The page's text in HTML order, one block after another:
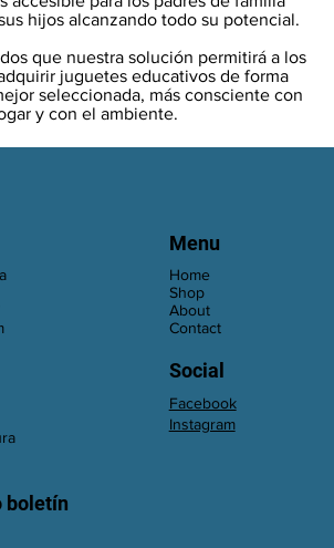
hijos alcanzando todo su potencial.
que nuestra solución permitirá a los
juguetes educativos de forma
seleccionada, más consciente con
y con el ambiente.
Home
Shop
About
Contact
Menu
Facebook
Instagram
Social
boletín